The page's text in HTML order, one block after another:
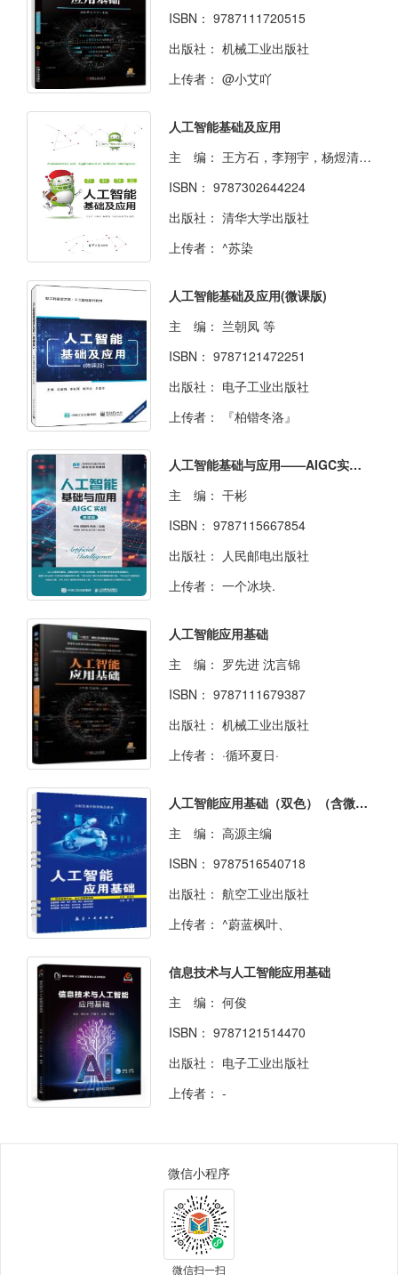
ISBN： 9787111720515
出版社： 机械工业出版社
上传者： @小艾吖
人工智能基础及应用
主 编： 王方石，李翔宇，杨煜清，飞桨教材编写组
ISBN： 9787302644224
出版社： 清华大学出版社
上传者： ^苏染
人工智能基础及应用(微课版)
主 编： 兰朝凤 等
ISBN： 9787121472251
出版社： 电子工业出版社
上传者：
『柏锴冬洛』
人工智能基础与应用——AIGC实战（慕课版）
主 编： 干彬
ISBN： 9787115667854
出版社：
人民邮电出版社
上传者： 一个冰块.
人工智能应用基础
主 编： 罗先进 沈言锦
ISBN： 9787111679387
出版社： 机械工业出版社
上传者： ·循环夏日·
人工智能应用基础（双色）（含微课）（活页式）
主 编： 高源主编
ISBN： 9787516540718
出版社： 航空工业出版社
上传者： ^蔚蓝枫叶、
信息技术与人工智能应用基础
主 编： 何俊
ISBN： 9787121514470
出版社： 电子工业出版社
上传者： -
微信小程序
微信扫一扫